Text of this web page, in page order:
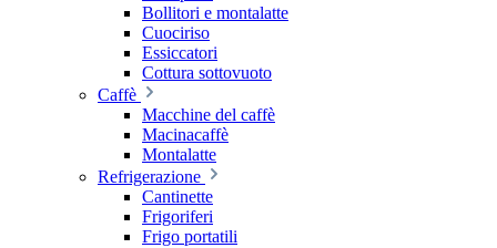
Bollitori e montalatte
Cuociriso
Essiccatori
Cottura sottovuoto
Caffè
Macchine del caffè
Macinacaffè
Montalatte
Refrigerazione
Cantinette
Frigoriferi
Frigo portatili